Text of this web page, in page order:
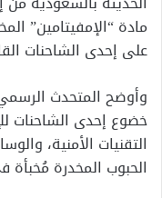
مادة “الإمفيتامين”
على إحدى الشاحنات
وأوضح المتحدث
خضوع إحدى الشاحنات
التقنيات الأمنية،
الحبوب المخدرة مُخبأة